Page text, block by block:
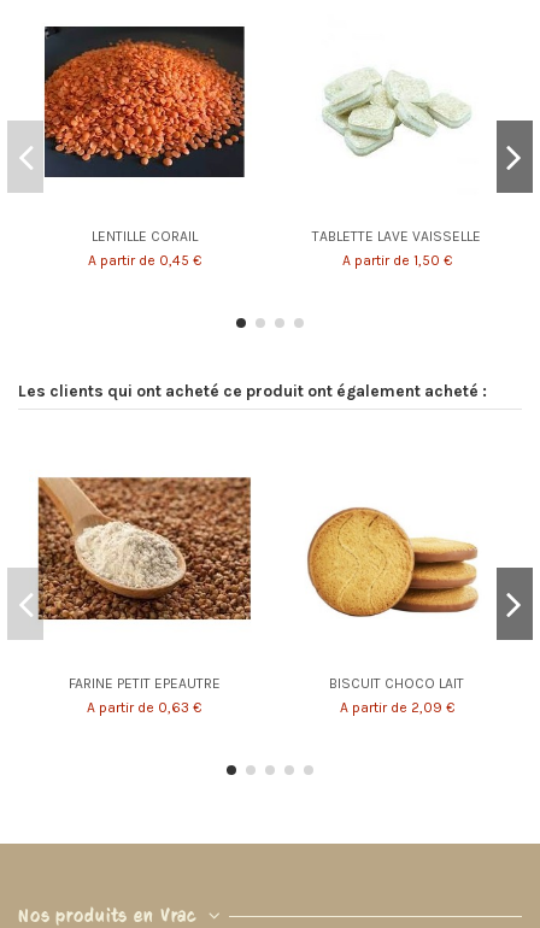
LENTILLE CORAIL
A partir de 0,45 €
TABLETTE LAVE VAISSELLE
A partir de 1,50 €
Les clients qui ont acheté ce produit ont également acheté :
FARINE PETIT EPEAUTRE
A partir de 0,63 €
BISCUIT CHOCO LAIT
A partir de 2,09 €
Nos produits en Vrac